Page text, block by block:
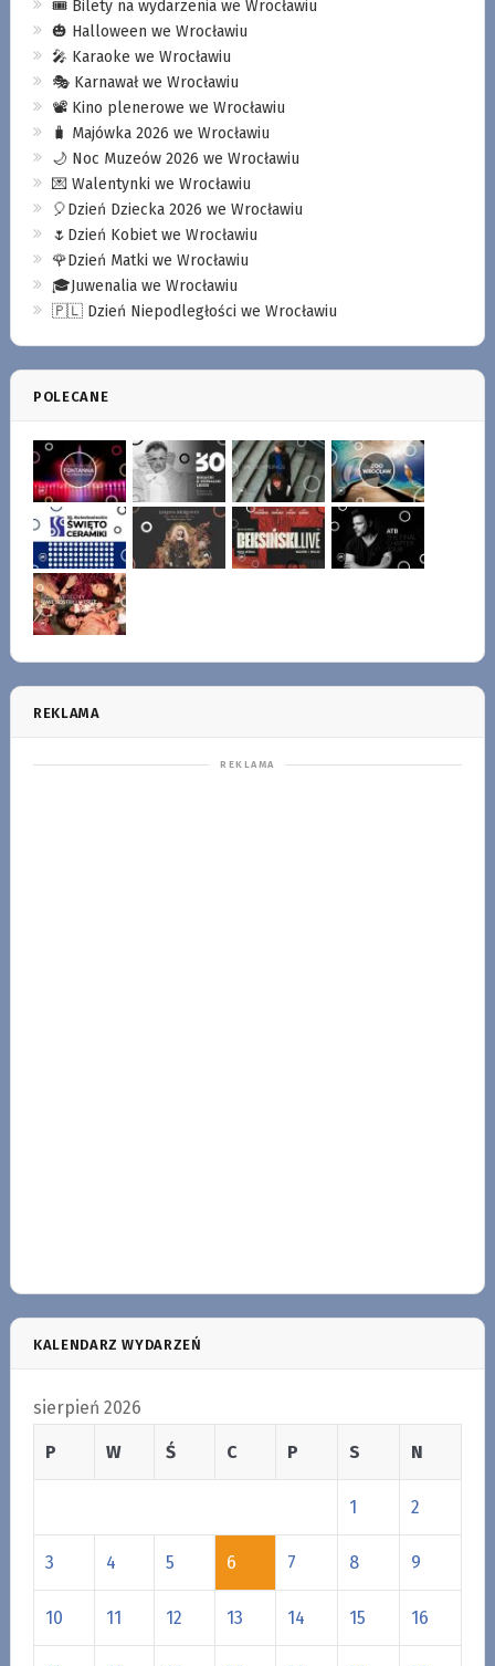
🎟️ Bilety na wydarzenia we Wrocławiu
🎃 Halloween we Wrocławiu
🎤 Karaoke we Wrocławiu
🎭 Karnawał we Wrocławiu
📽️ Kino plenerowe we Wrocławiu
🧳 Majówka 2026 we Wrocławiu
🌙 Noc Muzeów 2026 we Wrocławiu
💌 Walentynki we Wrocławiu
🎈Dzień Dziecka 2026 we Wrocławiu
🌷Dzień Kobiet we Wrocławiu
🌹Dzień Matki we Wrocławiu
🎓Juwenalia we Wrocławiu
🇵🇱 Dzień Niepodległości we Wrocławiu
POLECANE
REKLAMA
KALENDARZ WYDARZEŃ
sierpień 2026
P W Ś C P S N
1 2
3 4 5 6 7 8 9
10 11 12 13 14 15 16